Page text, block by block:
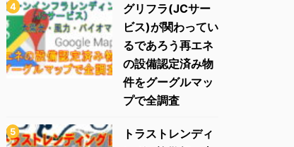
グリフラ(JCサー
ビス)が関わってい
るであろう再エネ
の設備認定済み物
件をグーグルマッ
プで全調査
トラストレンディ